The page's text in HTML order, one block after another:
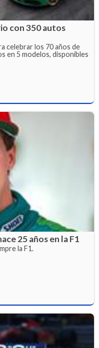
con 350 autos
celebrar los 70 años de
en 5 modelos, disponibles
25 años en la F1
la F1.